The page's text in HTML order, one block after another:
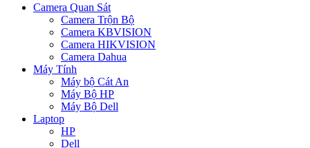
Camera Quan Sát
Camera Trộn Bộ
Camera KBVISION
Camera HIKVISION
Camera Dahua
Máy Tính
Máy bộ Cát An
Máy Bộ HP
Máy Bộ Dell
Laptop
HP
Dell